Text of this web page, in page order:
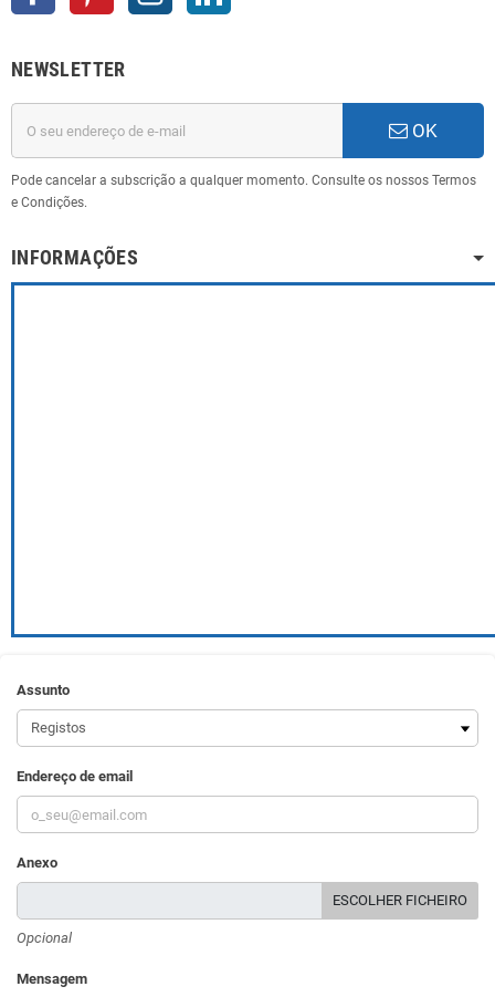
NEWSLETTER
OK
Pode cancelar a subscrição a qualquer momento. Consulte os nossos Termos
e Condições.
INFORMAÇÕES
Assunto
Endereço de email
Anexo
ESCOLHER FICHEIRO
Opcional
Mensagem